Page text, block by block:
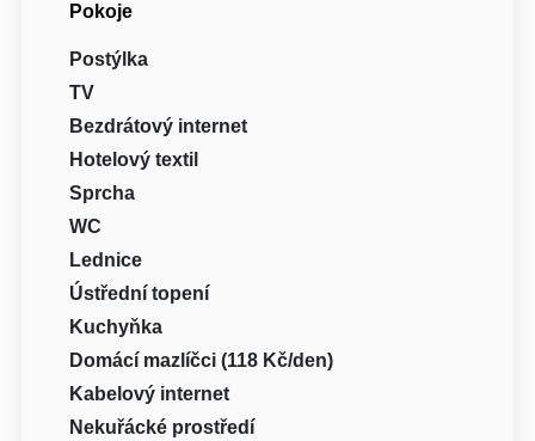
Pokoje
Postýlka
TV
Bezdrátový internet
Hotelový textil
Sprcha
WC
Lednice
Ústřední topení
Kuchyňka
Domácí mazlíčci (118 Kč/den)
Kabelový internet
Nekuřácké prostředí